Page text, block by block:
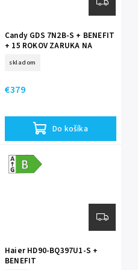
Candy GDS 7N2B-S + BENEFIT
+ 15 ROKOV ZARUKA NA
skladom
€379
Do košíka
Energetická
trieda B
Haier HD90-BQ397U1-S +
BENEFIT